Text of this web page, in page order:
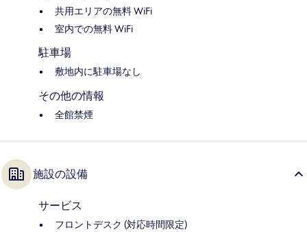
共用エリアの無料 WiFi
室内での無料 WiFi
駐車場
敷地内に駐車場なし
その他の情報
全館禁煙
施設の設備
サービス
フロントデスク (対応時間限定)